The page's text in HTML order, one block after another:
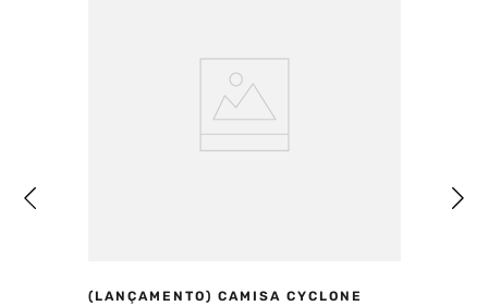
(LANÇAMENTO) CAMISA CYCLONE